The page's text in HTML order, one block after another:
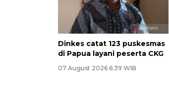
Dinkes catat 123 puskesmas
di Papua layani peserta CKG
07 August 2026 6:39 WIB